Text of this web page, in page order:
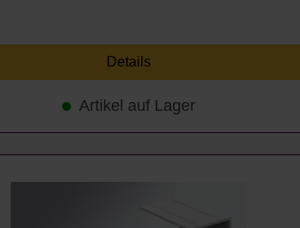
Details
Artikel auf Lager